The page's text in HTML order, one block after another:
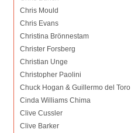
Chris Mould
Chris Evans
Christina Brönnestam
Christer Forsberg
Christian Unge
Christopher Paolini
Chuck Hogan & Guillermo del Toro
Cinda Williams Chima
Clive Cussler
Clive Barker